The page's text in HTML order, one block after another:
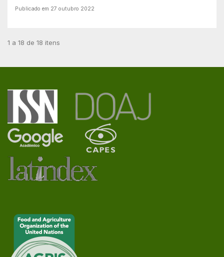
Publicado em 27 outubro 2022
1 a 18 de 18 itens